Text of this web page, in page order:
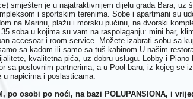
smješten je u najatraktivnijem dijelu grada Bara, uz
i sportskim terenima. Sobe i apartmani su
na Marinu, plažu i morsku pučinu, na dvorski
soba u kojima su vam na raspolaganju: mini bar,
accesoar i room service. Možete izabrati sobu sa
sa kadom ili samo sa tuš-kabinom.U našim
kvalitetna pića, uz dobru uslugu. Lobby i Piano
sa poslovnim partnerima, a u Pool baru, iz kojeg se
u napicima i poslasticama.
po osobi po noći, na bazi POLUPANSIONA, i